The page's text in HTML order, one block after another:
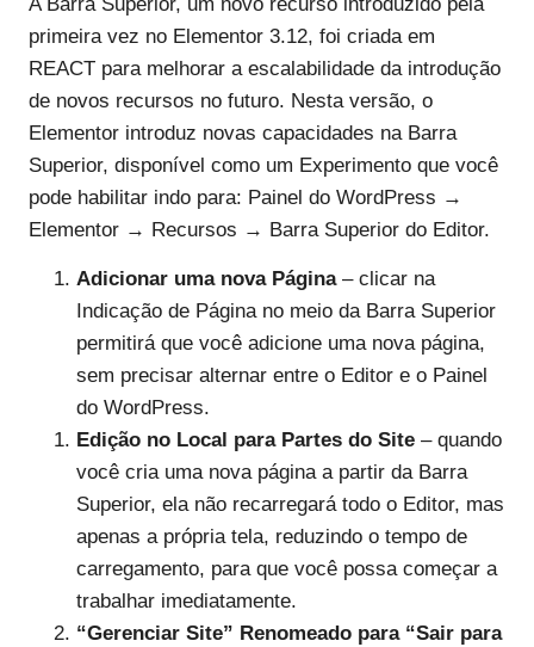
primeira vez no Elementor 3.12, foi criada em
REACT para melhorar a escalabilidade da introdução
de novos recursos no futuro. Nesta versão, o
Elementor introduz novas capacidades na Barra
Superior, disponível como um Experimento que você
pode habilitar indo para: Painel do WordPress →
Elementor → Recursos → Barra Superior do Editor.
Adicionar uma nova Página– clicar na
Indicação de Página no meio da Barra Superior
permitirá que você adicione uma nova página,
sem precisar alternar entre o Editor e o Painel
do WordPress.
Edição no Local para Partes do Site – quando
você cria uma nova página a partir da Barra
Superior, ela não recarregará todo o Editor, mas
apenas a própria tela, reduzindo o tempo de
carregamento, para que você possa começar a
trabalhar imediatamente.
“Gerenciar Site” Renomeado para “Sair para